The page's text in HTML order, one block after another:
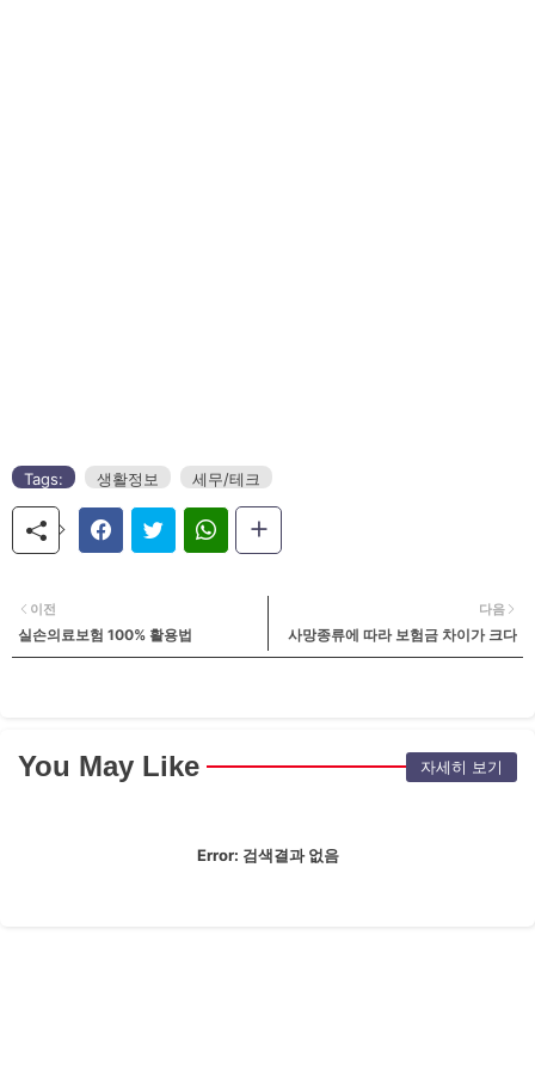
Tags: 생활정보 세무/테크
다음
사망종류에 따라 보험금 차이가 크다
이전
실손의료보험 100% 활용법
You May Like 자세히 보기
Error: 검색결과 없음